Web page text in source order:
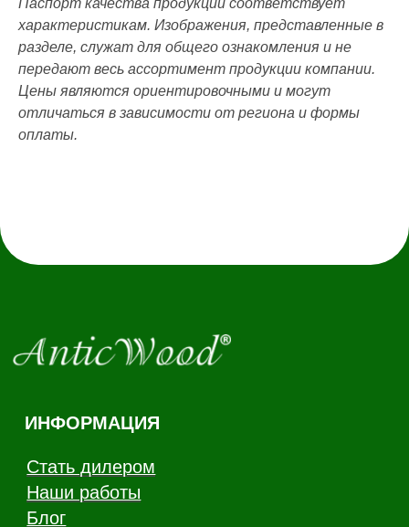
Паспорт качества продукции соответствует
характеристикам. Изображения, представленные в
разделе, служат для общего ознакомления и не
передают весь ассортимент продукции компании.
Цены являются ориентировочными и могут
отличаться в зависимости от региона и формы
оплаты.
натурального дерева
КОНТАКТЫ
Copyright - AnticWood, 2026
Модульный паркет
Клей и грунтовка
Заказать звонок
anticwd@yandex.ru
Дзен